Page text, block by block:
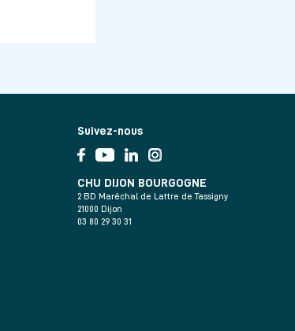
Suivez-nous
CHU DIJON BOURGOGNE
2 BD Maréchal de Lattre de Tassigny
21000 Dijon
03 80 29 30 31